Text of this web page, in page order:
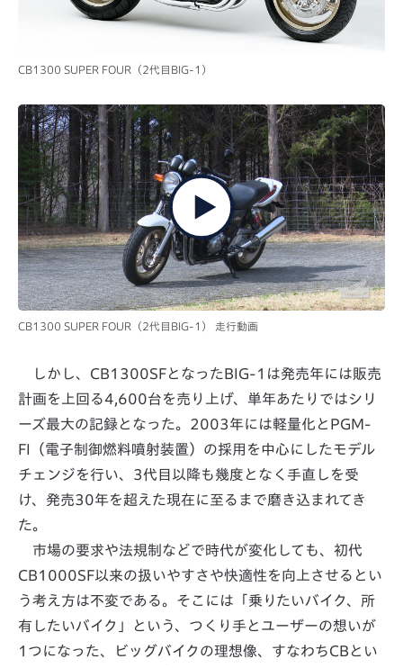
CB1300 SUPER FOUR（2代目BIG-1）
CB1300 SUPER FOUR（2代目BIG-1） 走行動画
しかし、CB1300SFとなったBIG-1は発売年には販売
計画を上回る4,600台を売り上げ、単年あたりではシリ
ーズ最大の記録となった。2003年には軽量化とPGM-
FI（電子制御燃料噴射装置）の採用を中心にしたモデル
チェンジを行い、3代目以降も幾度となく手直しを受
け、発売30年を超えた現在に至るまで磨き込まれてき
た。
市場の要求や法規制などで時代が変化しても、初代
CB1000SF以来の扱いやすさや快適性を向上させるとい
う考え方は不変である。そこには「乗りたいバイク、所
有したいバイク」という、つくり手とユーザーの想いが
1つになった、ビッグバイクの理想像、すなわちCBとい